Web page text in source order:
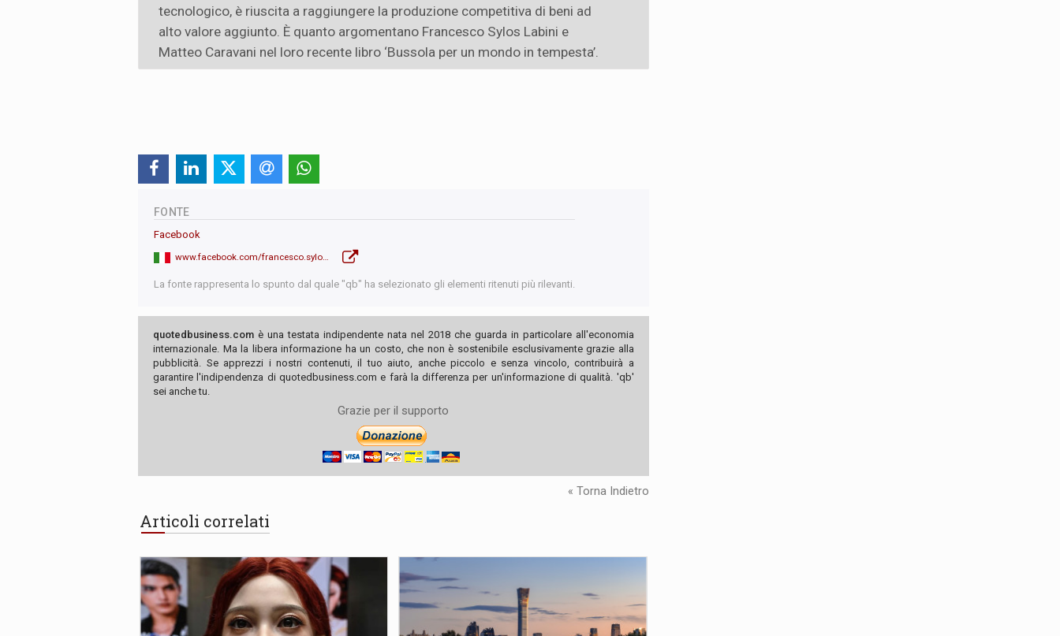
tecnologico, è riuscita a raggiungere la produzione competitiva di beni ad
alto valore aggiunto. È quanto argomentano Francesco Sylos Labini e
Matteo Caravani nel loro recente libro ‘Bussola per un mondo in tempesta’.
FONTE
Facebook
www.facebook.com/francesco.syloslabini
La fonte rappresenta lo spunto dal quale "qb" ha selezionato gli elementi ritenuti più rilevanti.
quotedbusiness.com è una testata indipendente nata nel 2018 che guarda in particolare all'economia
internazionale. Ma la libera informazione ha un costo, che non è sostenibile esclusivamente grazie alla
pubblicità. Se apprezzi i nostri contenuti, il tuo aiuto, anche piccolo e senza vincolo, contribuirà a
garantire l'indipendenza di quotedbusiness.com e farà la differenza per un'informazione di qualità. 'qb'
sei anche tu.
Grazie per il supporto
« Torna Indietro
Articoli correlati